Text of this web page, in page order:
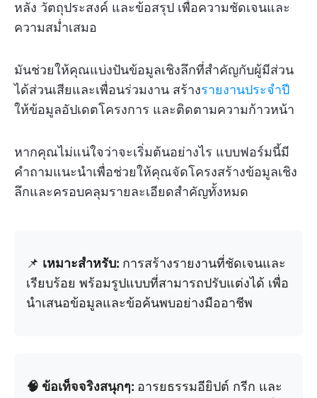
หลัง วัตถุประสงค์ และข้อสรุป เพื่อความชัดเจนและ
ความสม่ำเสมอ
มันช่วยให้คุณแบ่งปันข้อมูลเชิงลึกที่สำคัญกับผู้มีส่วน
ได้ส่วนเสียและเพื่อนร่วมงาน สร้างรายงานประจำปี
ให้ข้อมูลอัปเดตโครงการ และติดตามความก้าวหน้า
หากคุณไม่แน่ใจว่าจะเริ่มต้นอย่างไร แบบฟอร์มนี้มี
คำถามแนะนำเพื่อช่วยให้คุณจัดโครงสร้างข้อมูลเชิง
ลึกและครอบคลุมรายละเอียดสำคัญทั้งหมด
📌 เหมาะสำหรับ: การสร้างรายงานที่ชัดเจนและ
เรียบร้อย พร้อมรูปแบบที่สามารถปรับแต่งได้ เพื่อ
นำเสนอข้อมูลและข้อค้นพบอย่างมืออาชีพ
🧠 ข้อเท็จจริงสนุกๆ: อารยธรรมอียิปต์ กรีก และ